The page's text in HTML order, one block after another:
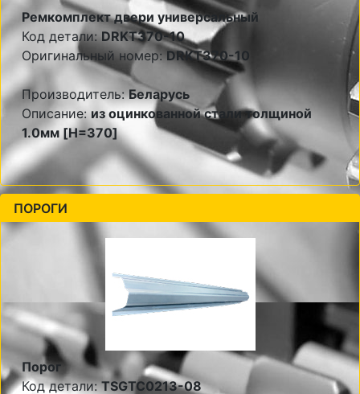
Ремкомплект двери универсальный
Код детали:DRKT370-10
Оригинальный номер:DRKT370-10
Производитель:Беларусь
Описание: из оцинкованной стали толщиной
1.0мм [H=370]
ПОРОГИ
Порог
Код детали:TSGTC0213-08